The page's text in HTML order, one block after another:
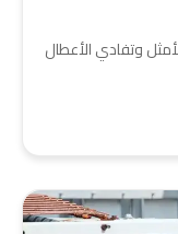
وتفادي الأعطال